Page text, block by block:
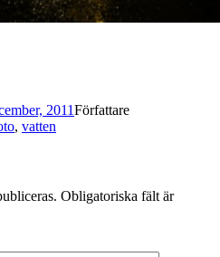
2011Författare
, vatten
Obligatoriska fält är